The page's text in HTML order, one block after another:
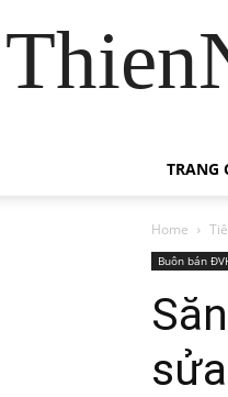
TRANG
Home
Buôn bán